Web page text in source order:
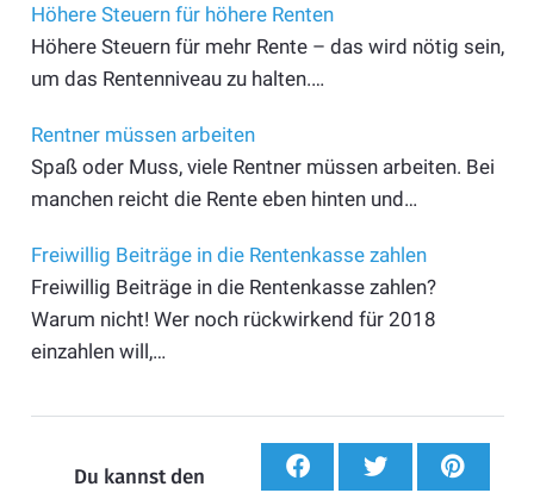
Höhere Steuern für höhere Renten
Höhere Steuern für mehr Rente – das wird nötig sein,
um das Rentenniveau zu halten.…
Rentner müssen arbeiten
Spaß oder Muss, viele Rentner müssen arbeiten. Bei
manchen reicht die Rente eben hinten und…
Freiwillig Beiträge in die Rentenkasse zahlen
Freiwillig Beiträge in die Rentenkasse zahlen?
Warum nicht! Wer noch rückwirkend für 2018
einzahlen will,…
Du kannst den